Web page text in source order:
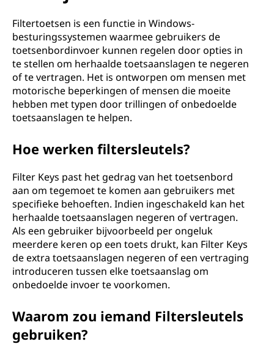
Filtertoetsen is een functie in Windows-
besturingssystemen waarmee gebruikers de
toetsenbordinvoer kunnen regelen door opties in
te stellen om herhaalde toetsaanslagen te negeren
of te vertragen. Het is ontworpen om mensen met
motorische beperkingen of mensen die moeite
hebben met typen door trillingen of onbedoelde
toetsaanslagen te helpen.
Hoe werken filtersleutels?
Filter Keys past het gedrag van het toetsenbord
aan om tegemoet te komen aan gebruikers met
specifieke behoeften. Indien ingeschakeld kan het
herhaalde toetsaanslagen negeren of vertragen.
Als een gebruiker bijvoorbeeld per ongeluk
meerdere keren op een toets drukt, kan Filter Keys
de extra toetsaanslagen negeren of een vertraging
introduceren tussen elke toetsaanslag om
onbedoelde invoer te voorkomen.
Waarom zou iemand Filtersleutels
gebruiken?